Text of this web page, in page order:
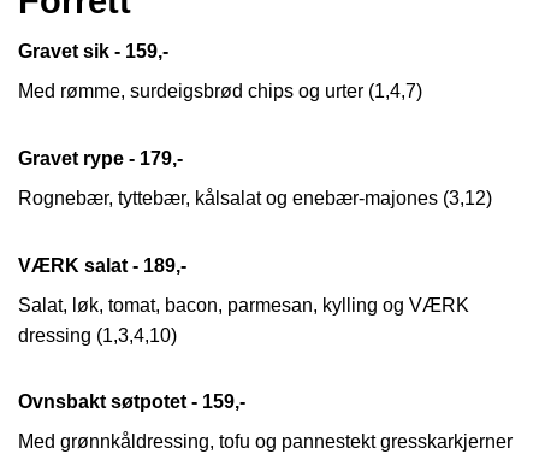
Gravet sik - 159,-
Med rømme, surdeigsbrød chips og urter (1,4,7)
Gravet rype - 179,-
Rognebær, tyttebær, kålsalat og enebær-majones (3,12)
VÆRK salat - 189,-
Salat, løk, tomat, bacon, parmesan, kylling og VÆRK
dressing (1,3,4,10)
Ovnsbakt søtpotet - 159,-
Med grønnkåldressing, tofu og pannestekt gresskarkjerner